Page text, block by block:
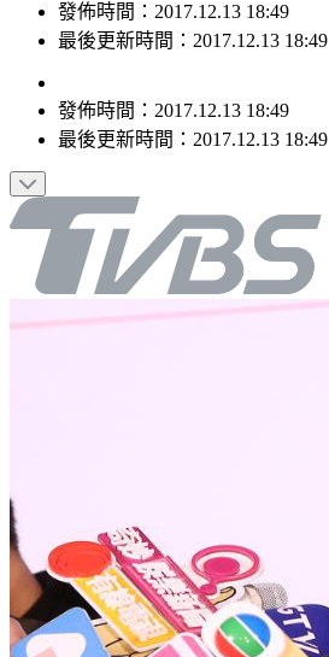
發佈時間：2017.12.13 18:49
最後更新時間：2017.12.13 18:49
發佈時間： 2017.12.13 18:49
最後更新時間： 2017.12.13 18:49